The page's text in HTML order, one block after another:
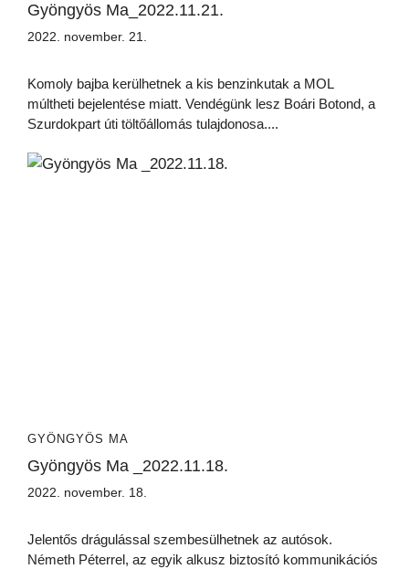
Gyöngyös Ma_2022.11.21.
2022. november. 21.
Komoly bajba kerülhetnek a kis benzinkutak a MOL
múltheti bejelentése miatt. Vendégünk lesz Boári Botond, a
Szurdokpart úti töltőállomás tulajdonosa....
GYÖNGYÖS MA
Gyöngyös Ma _2022.11.18.
2022. november. 18.
Jelentős drágulással szembesülhetnek az autósok.
Németh Péterrel, az egyik alkusz biztosító kommunikációs